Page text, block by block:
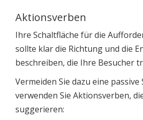
Aktionsverben
Ihre Schaltfläche für die
sollte klar die Richtung und die
beschreiben, die Ihre Besucher
Vermeiden Sie dazu eine passive
verwenden Sie Aktionsverben,
suggerieren: